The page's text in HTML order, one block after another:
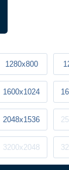
1280x800
1600x1024
2048x1536
3200x2048